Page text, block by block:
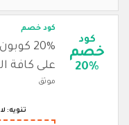
كود
خصم
20%
كود خصم
20%
على كافة
موثق
تنويه: